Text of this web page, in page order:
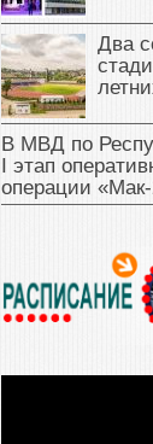
Два
В МВД по
I этап
операции